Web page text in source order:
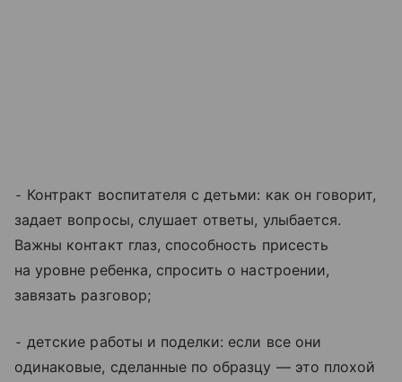
⁃ Контракт воспитателя с детьми: как он говорит,
задает вопросы, слушает ответы, улыбается.
Важны контакт глаз, способность присесть
на уровне ребенка, спросить о настроении,
завязать разговор;
⁃ детские работы и поделки: если все они
одинаковые, сделанные по образцу — это плохой